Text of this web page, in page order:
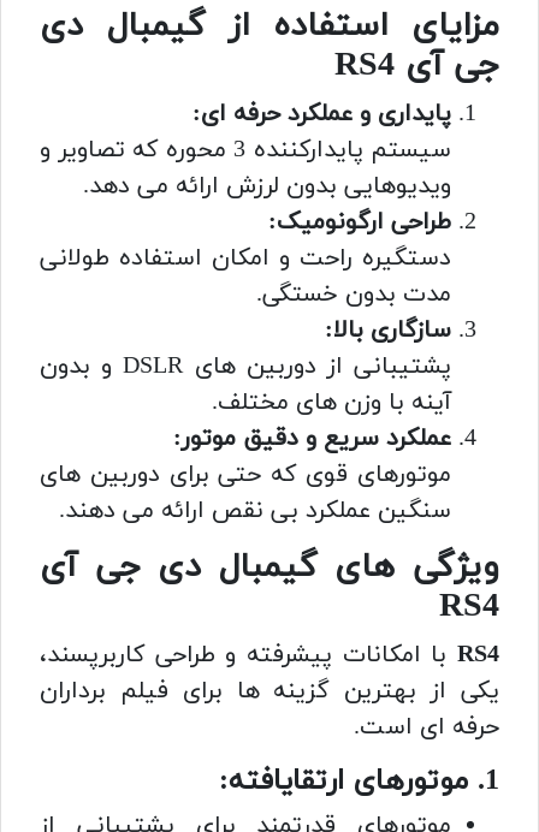
مزایای استفاده از گیمبال دی
جی آی RS4
پایداری و عملکرد حرفه ای:
سیستم پایدارکننده 3 محوره که تصاویر و
ویدیوهایی بدون لرزش ارائه می دهد.
طراحی ارگونومیک:
دستگیره راحت و امکان استفاده طولانی
مدت بدون خستگی.
سازگاری بالا:
پشتیبانی از دوربین های DSLR و بدون
آینه با وزن های مختلف.
عملکرد سریع و دقیق موتور:
موتورهای قوی که حتی برای دوربین های
سنگین عملکرد بی نقص ارائه می دهند.
ویژگی های گیمبال دی جی آی
RS4
RS4 با امکانات پیشرفته و طراحی کاربرپسند،
یکی از بهترین گزینه ها برای فیلم برداران
حرفه ای است.
1. موتورهای ارتقایافته: